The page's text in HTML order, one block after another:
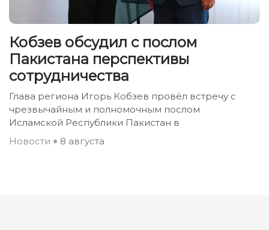
Кобзев обсудил с послом
Пакистана перспективы
сотрудничества
Глава региона Игорь Кобзев провёл встречу с
чрезвычайным и полномочным послом
Исламской Республики Пакистан в
Новости
8 августа